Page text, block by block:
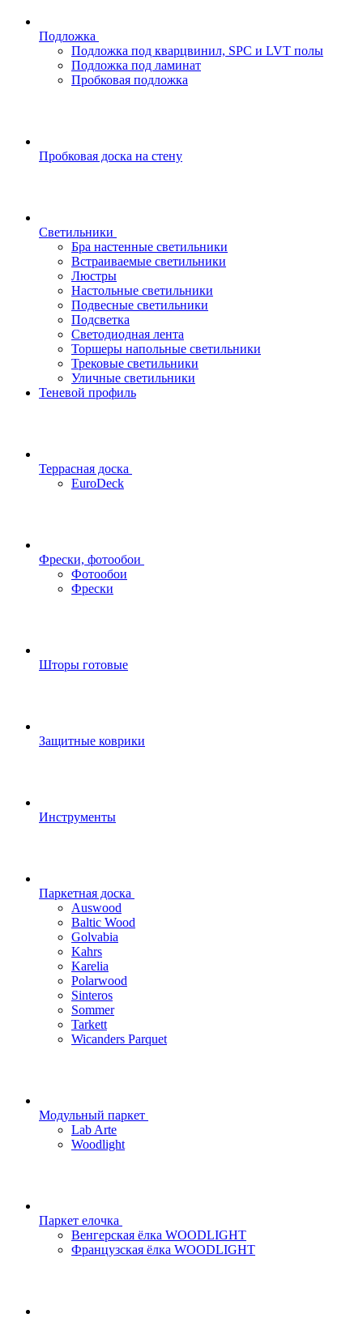
Подложка
Подложка под кварцвинил, SPC и LVT полы
Подложка под ламинат
Пробковая подложка
Пробковая доска на стену
Светильники
Бра настенные светильники
Встраиваемые светильники
Люстры
Настольные светильники
Подвесные светильники
Подсветка
Светодиодная лента
Торшеры напольные светильники
Трековые светильники
Уличные светильники
Теневой профиль
Террасная доска
EuroDeck
Фрески, фотообои
Фотообои
Фрески
Шторы готовые
Защитные коврики
Инструменты
Паркетная доска
Auswood
Baltic Wood
Golvabia
Kahrs
Karelia
Polarwood
Sinteros
Sommer
Tarkett
Wicanders Parquet
Модульный паркет
Lab Arte
Woodlight
Паркет елочка
Венгерская ёлка WOODLIGHT
Французская ёлка WOODLIGHT